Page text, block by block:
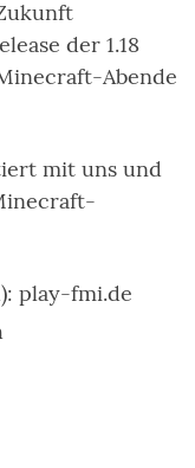
der 1.18
Abende
mit uns und
play-fmi.de